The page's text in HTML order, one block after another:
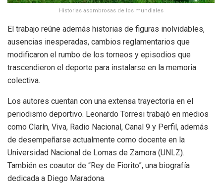
Historias asombrosas de los mundiales
El trabajo reúne además historias de figuras inolvidables,
ausencias inesperadas, cambios reglamentarios que
modificaron el rumbo de los torneos y episodios que
trascendieron el deporte para instalarse en la memoria
colectiva.
Los autores cuentan con una extensa trayectoria en el
periodismo deportivo. Leonardo Torresi trabajó en medios
como Clarín, Viva, Radio Nacional, Canal 9 y Perfil, además
de desempeñarse actualmente como docente en la
Universidad Nacional de Lomas de Zamora (UNLZ).
También es coautor de “Rey de Fiorito”, una biografía
dedicada a Diego Maradona.